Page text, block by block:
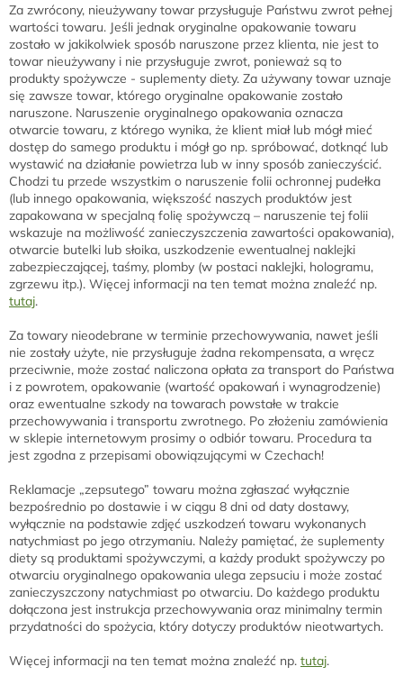
Za zwrócony, nieużywany towar przysługuje Państwu zwrot pełnej
wartości towaru. Jeśli jednak oryginalne opakowanie towaru
zostało w jakikolwiek sposób naruszone przez klienta, nie jest to
towar nieużywany i nie przysługuje zwrot, ponieważ są to
produkty spożywcze - suplementy diety. Za używany towar uznaje
się zawsze towar, którego oryginalne opakowanie zostało
naruszone. Naruszenie oryginalnego opakowania oznacza
otwarcie towaru, z którego wynika, że klient miał lub mógł mieć
dostęp do samego produktu i mógł go np. spróbować, dotknąć lub
wystawić na działanie powietrza lub w inny sposób zanieczyścić.
Chodzi tu przede wszystkim o naruszenie folii ochronnej pudełka
(lub innego opakowania, większość naszych produktów jest
zapakowana w specjalną folię spożywczą – naruszenie tej folii
wskazuje na możliwość zanieczyszczenia zawartości opakowania),
otwarcie butelki lub słoika, uszkodzenie ewentualnej naklejki
zabezpieczającej, taśmy, plomby (w postaci naklejki, hologramu,
zgrzewu itp.). Więcej informacji na ten temat można znaleźć np.
tutaj.
Za towary nieodebrane w terminie przechowywania, nawet jeśli
nie zostały użyte, nie przysługuje żadna rekompensata, a wręcz
przeciwnie, może zostać naliczona opłata za transport do Państwa
i z powrotem, opakowanie (wartość opakowań i wynagrodzenie)
oraz ewentualne szkody na towarach powstałe w trakcie
przechowywania i transportu zwrotnego. Po złożeniu zamówienia
w sklepie internetowym prosimy o odbiór towaru. Procedura ta
jest zgodna z przepisami obowiązującymi w Czechach!
Reklamacje „zepsutego” towaru można zgłaszać wyłącznie
bezpośrednio po dostawie i w ciągu 8 dni od daty dostawy,
wyłącznie na podstawie zdjęć uszkodzeń towaru wykonanych
natychmiast po jego otrzymaniu. Należy pamiętać, że suplementy
diety są produktami spożywczymi, a każdy produkt spożywczy po
otwarciu oryginalnego opakowania ulega zepsuciu i może zostać
zanieczyszczony natychmiast po otwarciu. Do każdego produktu
dołączona jest instrukcja przechowywania oraz minimalny termin
przydatności do spożycia, który dotyczy produktów nieotwartych.
Więcej informacji na ten temat można znaleźć np. tutaj.